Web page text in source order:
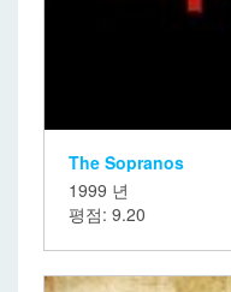
The Sopranos
1999 년
평점: 9.20